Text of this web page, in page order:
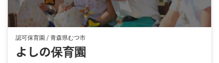
認可保育園 /青森県むつ市
よしの保育園